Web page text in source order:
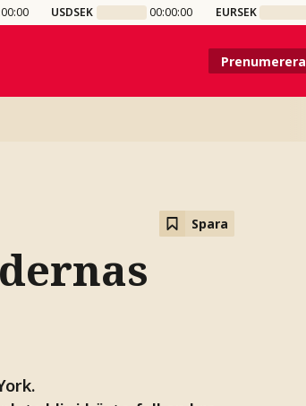
USDSEK 00:00:00 EURSEK
Prenumerera
Spara